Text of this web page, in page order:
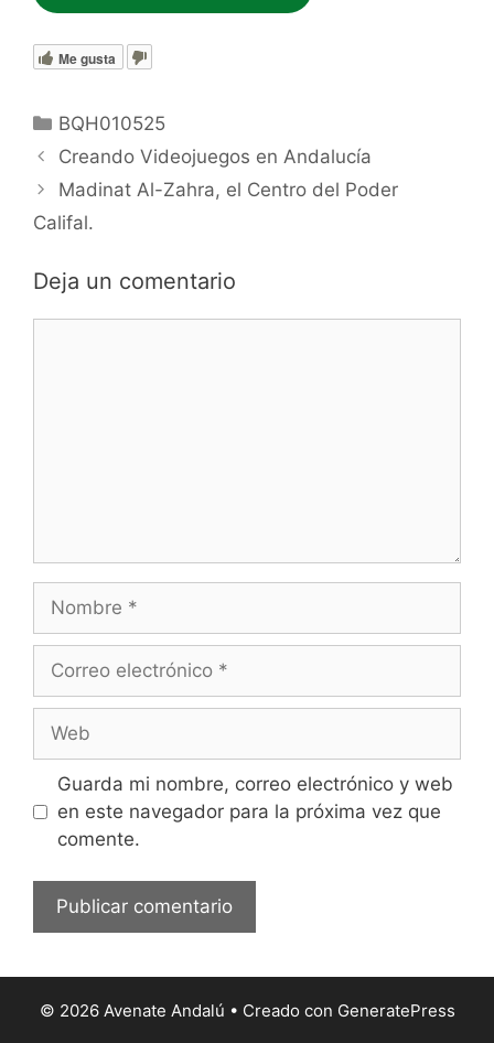
Me gusta
Categorías
BQH010525
Creando Videojuegos en Andalucía
Madinat Al-Zahra, el Centro del Poder
Califal.
Deja un comentario
electrónico
Guarda mi nombre, correo electrónico y web
en este navegador para la próxima vez que
comente.
© 2026 Avenate Andalú • Creado con GeneratePress